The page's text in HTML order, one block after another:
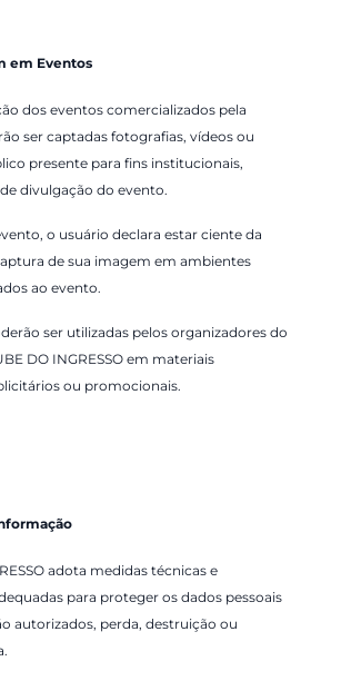
em Eventos
dos eventos comercializados pela
ser captadas fotografias, vídeos ou
presente para fins institucionais,
divulgação do evento.
o usuário declara estar ciente da
de sua imagem em ambientes
ao evento.
ser utilizadas pelos organizadores do
DO INGRESSO em materiais
ou promocionais.
adota medidas técnicas e
para proteger os dados pessoais
autorizados, perda, destruição ou